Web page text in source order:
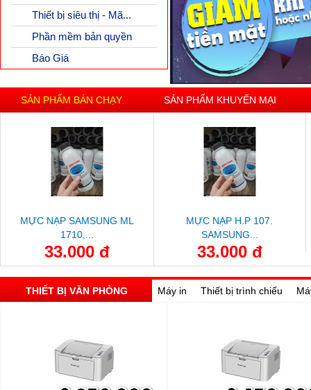
Thiết bị siêu thị - Mã...
Phần mềm bản quyền
Báo Giá
SẢN PHẨM BÁN CHẠY SẢN PHẨM KHUYẾN MẠI
MỰC NẠP SAMSUNG ML
1710,...
33.000 đ
MỰC NẠP H.P 107.
SAMSUNG...
33.000 đ
THIẾT BỊ VĂN PHÒNG Máy in Thiết bị trình chiếu